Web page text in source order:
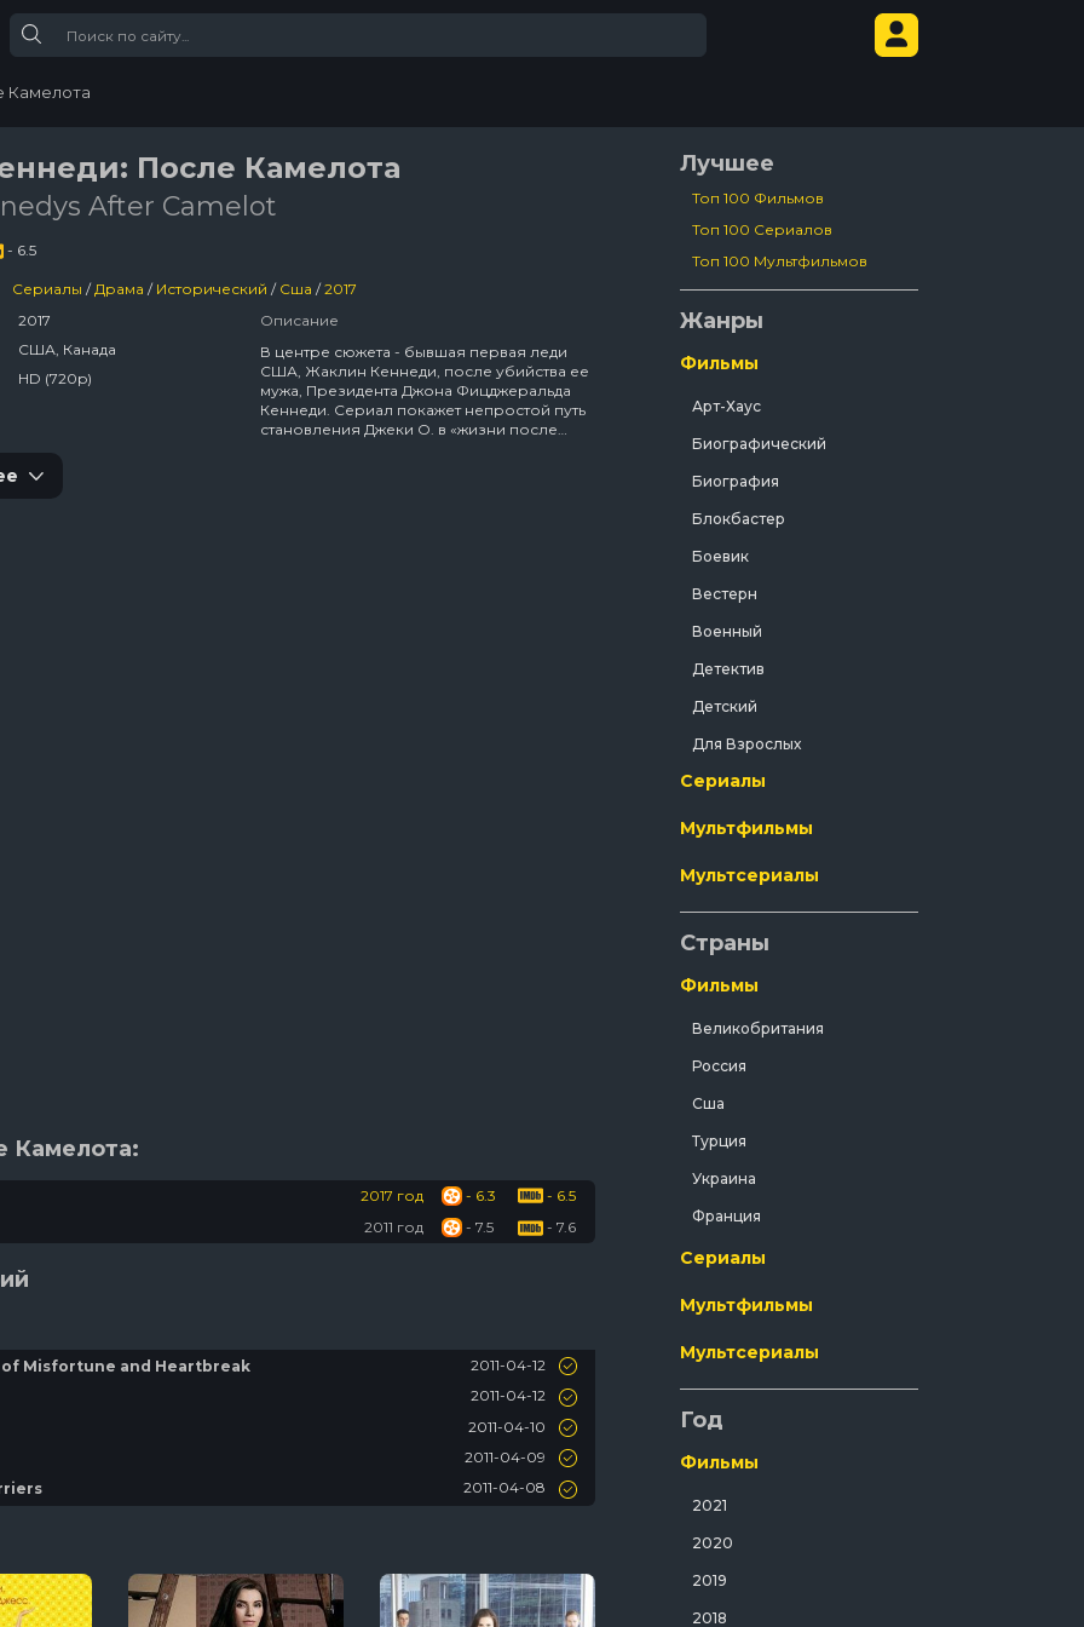
Камелота
После Камелота
After Camelot
- 6.5
Сериалы /Драма / Исторический / Сша /2017
2017
США, Канада
HD (720p)
Описание
В центре сюжета - бывшая первая леди
США, Жаклин Кеннеди, после убийства ее
мужа, Президента Джона Фицджеральда
Кеннеди. Сериал покажет непростой путь
становления Джеки О. в «жизни после
Камелота:
2017 год - 6.3
- 6.5
2011 год - 7.5 - 7.6
of Misfortune and Heartbreak
2011-04-12
2011-04-12
2011-04-10
2011-04-09
2011-04-08
2011-04-05
Лучшее
Топ 100 Фильмов
Топ 100 Сериалов
Топ 100 Мультфильмов
Жанры
Фильмы
Арт-Хаус
Биографический
Биография
Блокбастер
Боевик
Вестерн
Военный
Детектив
Детский
Для Взрослых
Документальный
Драма
История
Короткометражка
Мелодрама
Мистический
Музыка
Мюзикл
Полнометражный
Приключения
Развлекательный
Русский
Сериалы
Мультфильмы
Мультсериалы
Страны
Фильмы
Великобритания
Россия
Сша
Турция
Украина
Франция
Сериалы
Мультфильмы
Мультсериалы
Год
Фильмы
2021
2020
2019
2018